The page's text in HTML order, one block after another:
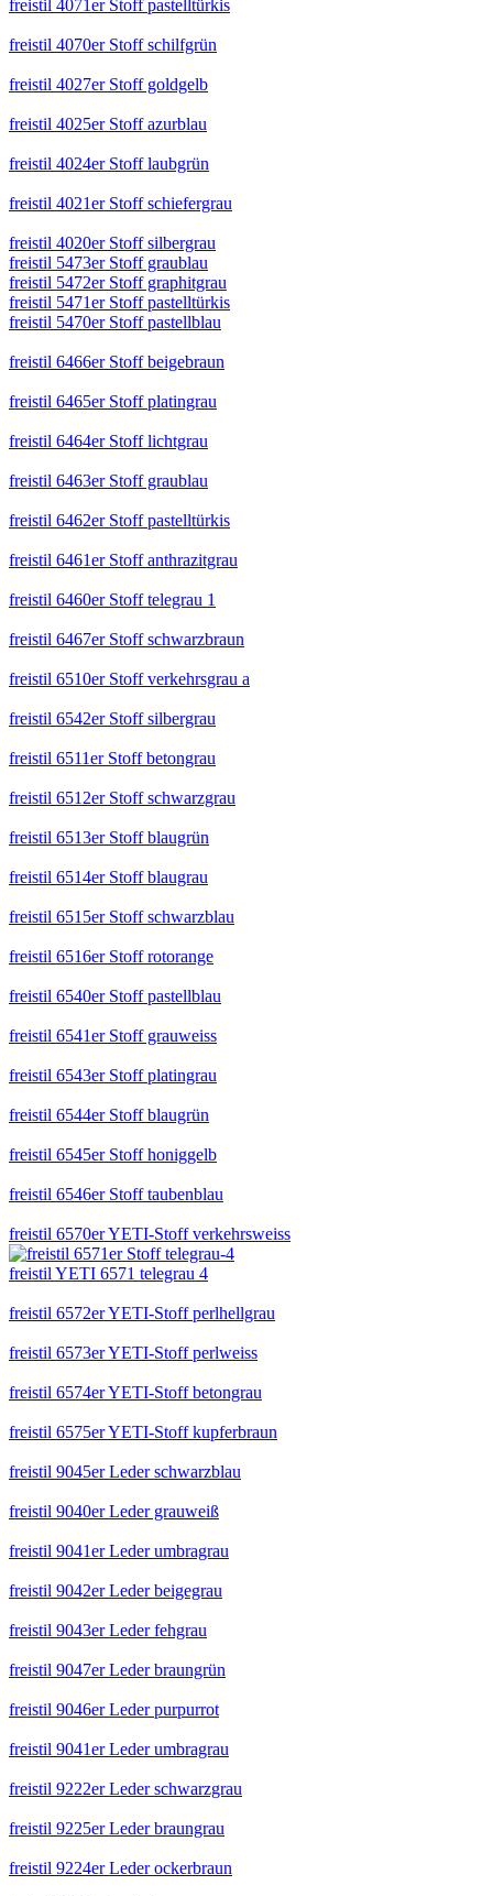
freistil 4071er Stoff pastelltürkis
freistil 4070er Stoff schilfgrün
freistil 4027er Stoff goldgelb
freistil 4025er Stoff azurblau
freistil 4024er Stoff laubgrün
freistil 4021er Stoff schiefergrau
freistil 4020er Stoff silbergrau
freistil 5473er Stoff graublau
freistil 5472er Stoff graphitgrau
freistil 5471er Stoff pastelltürkis
freistil 5470er Stoff pastellblau
freistil 6466er Stoff beigebraun
freistil 6465er Stoff platingrau
freistil 6464er Stoff lichtgrau
freistil 6463er Stoff graublau
freistil 6462er Stoff pastelltürkis
freistil 6461er Stoff anthrazitgrau
freistil 6460er Stoff telegrau 1
freistil 6467er Stoff schwarzbraun
freistil 6510er Stoff verkehrsgrau a
freistil 6542er Stoff silbergrau
freistil 6511er Stoff betongrau
freistil 6512er Stoff schwarzgrau
freistil 6513er Stoff blaugrün
freistil 6514er Stoff blaugrau
freistil 6515er Stoff schwarzblau
freistil 6516er Stoff rotorange
freistil 6540er Stoff pastellblau
freistil 6541er Stoff grauweiss
freistil 6543er Stoff platingrau
freistil 6544er Stoff blaugrün
freistil 6545er Stoff honiggelb
freistil 6546er Stoff taubenblau
freistil 6570er YETI-Stoff verkehrsweiss
freistil YETI 6571 telegrau 4
freistil 6572er YETI-Stoff perlhellgrau
freistil 6573er YETI-Stoff perlweiss
freistil 6574er YETI-Stoff betongrau
freistil 6575er YETI-Stoff kupferbraun
freistil 9045er Leder schwarzblau
freistil 9040er Leder grauweiß
freistil 9041er Leder umbragrau
freistil 9042er Leder beigegrau
freistil 9043er Leder fehgrau
freistil 9047er Leder braungrün
freistil 9046er Leder purpurrot
freistil 9041er Leder umbragrau
freistil 9222er Leder schwarzgrau
freistil 9225er Leder braungrau
freistil 9224er Leder ockerbraun